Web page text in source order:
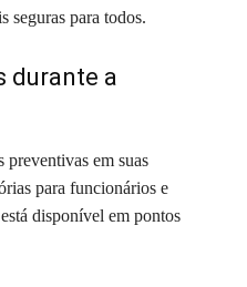
seguras para todos.
durante a
preventivas em suas
para funcionários e
disponível em pontos